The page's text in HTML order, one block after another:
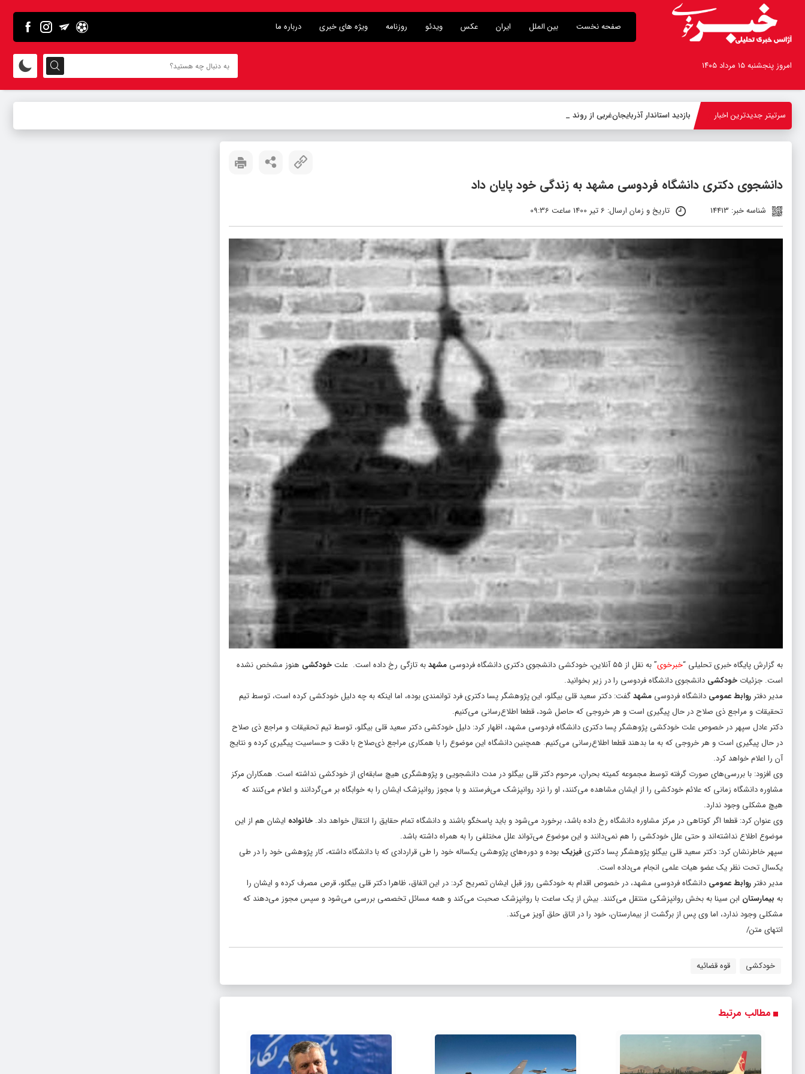
صفحه نخست بین الملل ایران عکس ویدئو روزنامه ویژه های خبری درباره ما
امروز پنجشنبه ۱۵ مرداد ۱۴۰۵
سرتیتر جدیدترین اخبار بازدید استاندار آذربایجان‌غربی از روند اجرای پروژه سام
دانشجوی دکتری دانشگاه فردوسی مشهد به زندگی خود پایان داد
شناسه خبر: 14413 تاریخ و زمان ارسال: 6 تیر 1400 ساعت 09:36
به گزارش پایگاه خبری تحلیلی “خبرخوی” به نقل از ، خودکشی دانشجوی دکتری دانشگاه فردوسی مشهدبه تازگی رخ داده است. علتخودکشی هنوز مشخص نشده
است. جزئیات خودکشی دانشجوی دانشگاه فردوسی را در زیر بخوانید.
مدیر دفتر روابط عمومی دانشگاه فردوسی مشهدگفت: دکتر سعید قلی بیگلو، این پژوهشگر پسا دکتری فرد توانمندی بوده، اما اینکه به چه دلیل خودکشی کرده است، توسط تیم
تحقیقات و مراجع ذی صلاح در حال پیگیری است و هر خروجی که حاصل شود، قطعا اطلاع‌رسانی می‌کنیم.
دکتر عادل سپهر در خصوص علت خودکشی پژوهشگر پسا دکتری دانشگاه فردوسی مشهد، اظهار کرد: دلیل خودکشی دکتر سعید قلی بیگلو، توسط تیم تحقیقات و مراجع ذی صلاح
در حال پیگیری است و هر خروجی که به ما بدهند قطعا اطلاع‌رسانی می‌کنیم. همچنین دانشگاه این موضوع را با همکاری مراجع ذی‌صلاح با دقت و حساسیت پیگیری کرده و نتایج
آن‌ را اعلام خواهد کرد.
وی افزود: با بررسی‌های صورت گرفته توسط ‌مجموعه کمیته بحران، مرحوم دکتر قلی بیگلو در مدت دانشجویی و پژوهشگری هیچ سابقه‌ای از خودکشی نداشته است. همکاران مرکز
مشاوره دانشگاه زمانی که علائم خودکشی را از ایشان مشاهده می‌کنند، او را نزد روانپزشک می‌فرستند و با مجوز روانپزشک ایشان را به خوابگاه بر می‌گردانند و اعلام می‌کنند که
هیچ مشکلی وجود ندارد.
وی عنوان کرد: قطعا اگر کوتاهی در مرکز مشاوره دانشگاه رخ داده باشد، برخورد می‌شود و باید پاسخگو باشند و دانشگاه تمام حقایق را انتقال خواهد داد. خانواده ایشان هم از این
موضوع اطلاع نداشته‌اند و حتی علل خودکشی را هم نمی‌دانند و این موضوع می‌تواند علل مختلفی را به همراه داشته باشد.
سپهر خاطرنشان کرد: دکتر سعید قلی بیگلو پژوهشگر پسا دکتری فیزیک بوده و دوره‌های پژوهشی یکساله خود را طی قراردادی که با دانشگاه داشته، کار پژوهشی خود را در طی
یکسال تحت نظر یک عضو هیات علمی انجام می‌داده است.
مدیر دفتر روابط عمومی دانشگاه فردوسی مشهد، در خصوص اقدام به خودکشی روز قبل ایشان تصریح کرد: در این اتفاق، ظاهرا دکتر قلی‌ بیگلو، قرص مصرف کرده و ایشان را
به بیمارستان ابن سینا به بخش روانپزشکی منتقل می‌کنند. بیش از یک ساعت با روانپزشک صحبت می‌کند و همه مسائل تخصصی بررسی می‌شود و سپس مجوز می‌دهند که
مشکلی وجود ندارد، اما وی پس از برگشت از بیمارستان، خود را در اتاق حلق آویز می‌کند.
انتهای متن/
خودکشی قوه قضائیه
مطالب مرتبط